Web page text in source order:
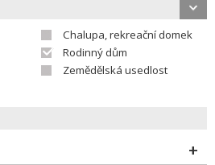
Chalupa, rekreační domek
Rodinný dům
Zemědělská usedlost